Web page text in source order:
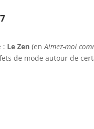
: Le Zen (enAimez-moi
de mode autour de